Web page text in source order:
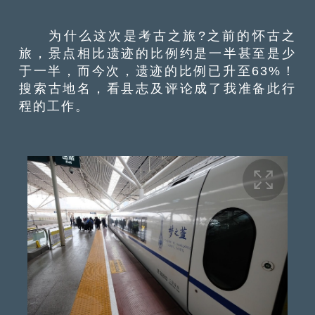
为什么这次是考古之旅?之前的怀古之
旅，景点相比遗迹的比例约是一半甚至是少
于一半，而今次，遗迹的比例已升至63%！
搜索古地名，看县志及评论成了我准备此行
程的工作。